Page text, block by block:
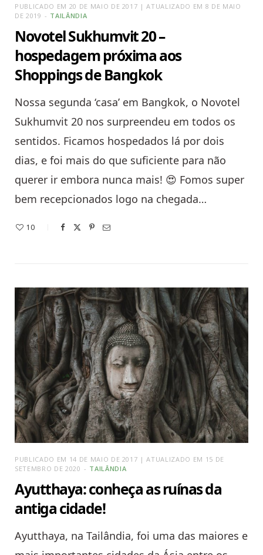
PUBLICADO EM 20 DE MAIO DE 2017 | ATUALIZADO EM 8 DE MAIO
DE 2019
TAILÂNDIA
Novotel Sukhumvit 20 –
hospedagem próxima aos
Shoppings de Bangkok
Nossa segunda ‘casa’ em Bangkok, o Novotel
Sukhumvit 20 nos surpreendeu em todos os
sentidos. Ficamos hospedados lá por dois
dias, e foi mais do que suficiente para não
querer ir embora nunca mais! 😍 Fomos super
bem recepcionados logo na chegada…
10
PUBLICADO EM 14 DE MAIO DE 2017 | ATUALIZADO EM 15 DE
SETEMBRO DE 2020
TAILÂNDIA
Ayutthaya: conheça as ruínas da
antiga cidade!
Ayutthaya, na Tailândia, foi uma das maiores e